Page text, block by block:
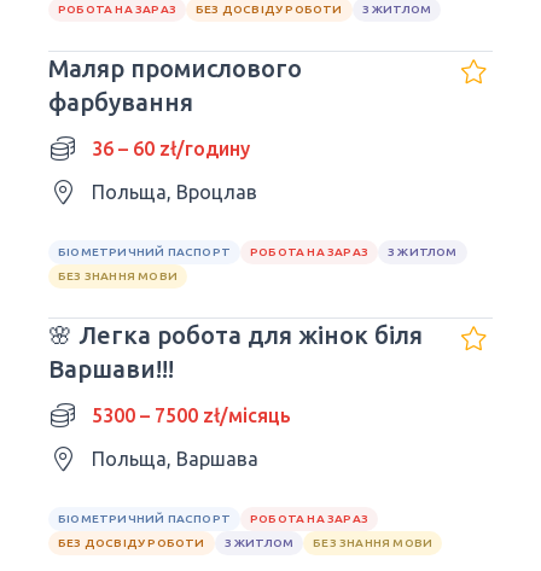
РОБОТА НА ЗАРАЗ
БЕЗ ДОСВІДУ РОБОТИ З ЖИТЛОМ
Маляр промислового
фарбування
36 – 60 zł/годину
Польща, Вроцлав
БІОМЕТРИЧНИЙ ПАСПОРТ РОБОТА НА ЗАРАЗ
З ЖИТЛОМ
БЕЗ ЗНАННЯ МОВИ
🌸 Легка робота для жінок біля
Варшави!!!
5300 – 7500 zł/місяць
Польща, Варшава
БІОМЕТРИЧНИЙ ПАСПОРТ
РОБОТА НА ЗАРАЗ
БЕЗ ДОСВІДУ РОБОТИ
З ЖИТЛОМ БЕЗ ЗНАННЯ МОВИ